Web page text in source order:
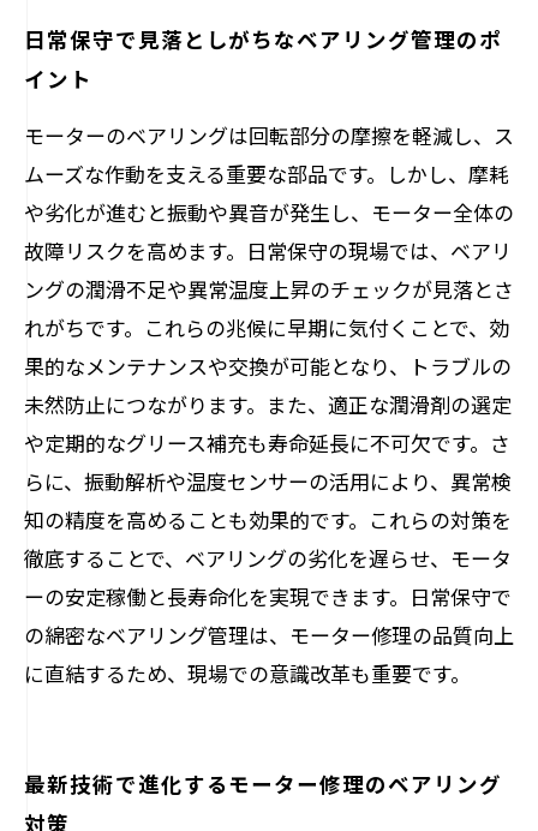
日常保守で見落としがちなベアリング管理のポ
イント
モーターのベアリングは回転部分の摩擦を軽減し、ス
ムーズな作動を支える重要な部品です。しかし、摩耗
や劣化が進むと振動や異音が発生し、モーター全体の
故障リスクを高めます。日常保守の現場では、ベアリ
ングの潤滑不足や異常温度上昇のチェックが見落とさ
れがちです。これらの兆候に早期に気付くことで、効
果的なメンテナンスや交換が可能となり、トラブルの
未然防止につながります。また、適正な潤滑剤の選定
や定期的なグリース補充も寿命延長に不可欠です。さ
らに、振動解析や温度センサーの活用により、異常検
知の精度を高めることも効果的です。これらの対策を
徹底することで、ベアリングの劣化を遅らせ、モータ
ーの安定稼働と長寿命化を実現できます。日常保守で
の綿密なベアリング管理は、モーター修理の品質向上
に直結するため、現場での意識改革も重要です。
最新技術で進化するモーター修理のベアリング
対策